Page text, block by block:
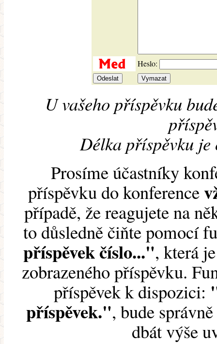
Heslo:
U vašeho příspěvku
Délka příspěvku je
Prosíme účastníky
příspěvku do konference
případě, že reagujete na
to důsledně čiňte pomocí
příspěvek číslo...", která
zobrazeného příspěvku.
příspěvek k dispozici:
příspěvek.", bude
dbát výše